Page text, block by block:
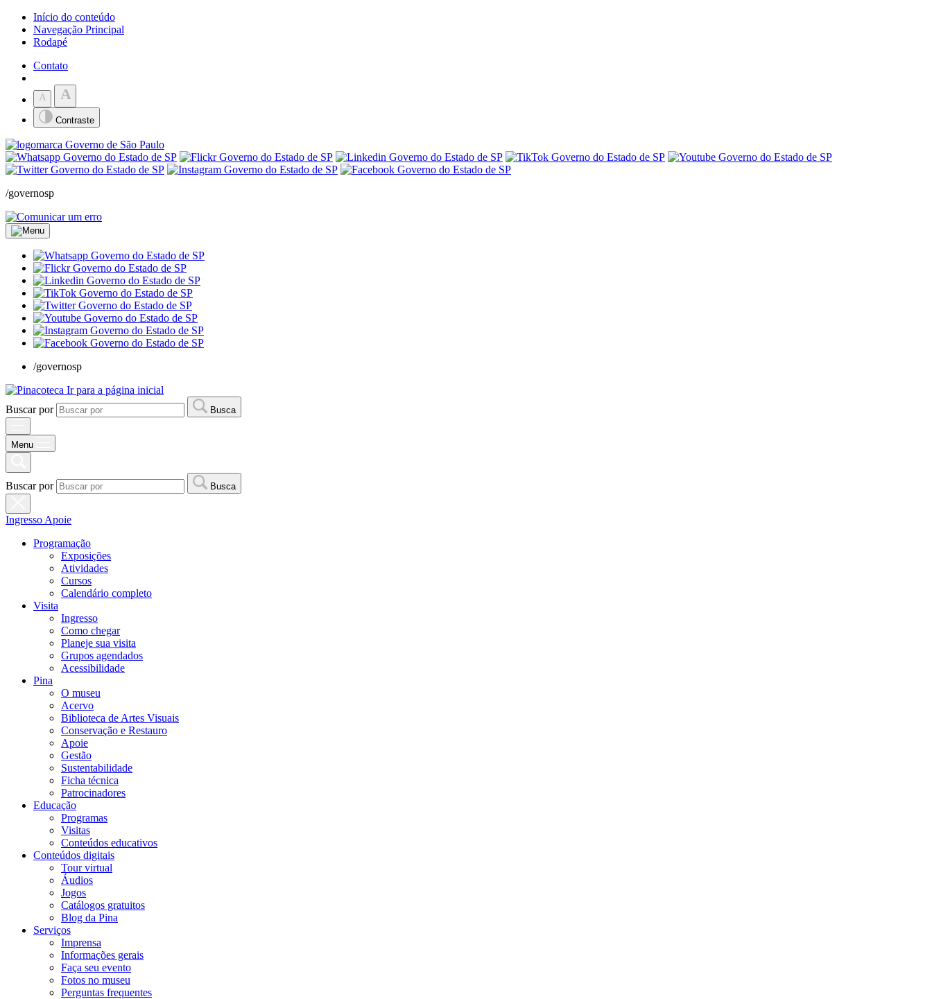
Início do conteúdo
Navegação Principal
Rodapé
Contato
A A
Contraste
/governosp
/governosp
Ir para a página inicial
Buscar por
Busca
Menu
Buscar por Busca
Ingresso Apoie
Programação
Exposições
Atividades
Cursos
Calendário completo
Visita
Ingresso
Como chegar
Planeje sua visita
Grupos agendados
Acessibilidade
Pina
O museu
Acervo
Biblioteca de Artes Visuais
Conservação e Restauro
Apoie
Gestão
Sustentabilidade
Ficha técnica
Patrocinadores
Educação
Programas
Visitas
Conteúdos educativos​
Conteúdos digitais
Tour virtual
Áudios
Jogos
Catálogos gratuitos
Blog da Pina
Serviços
Imprensa
Informações gerais
Faça seu evento
Fotos no museu
Perguntas frequentes